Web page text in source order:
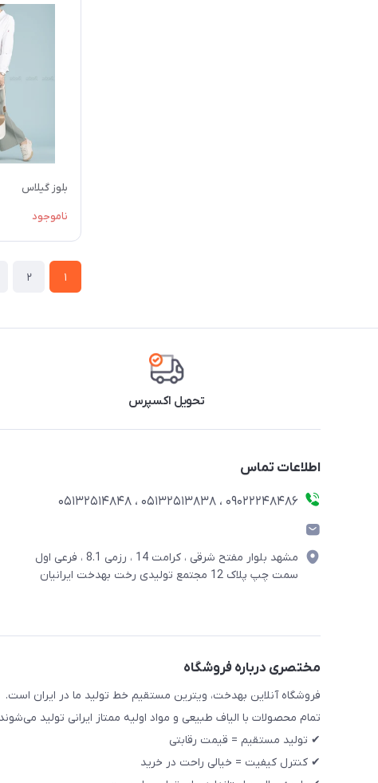
بلوز گیلاس
ناموجود
1
2
تحویل اکسپرس
اطلاعات تماس
09022248486 ، 05132513838 ، 05132514848
مشهد بلوار مفتح شرقی ، کرامت 14 ، رزمی 8.1 ، فرعی اول
سمت چپ پلاک 12 مجتمع تولیدی رخت بهدخت ایرانیان
مختصری درباره فروشگاه
فروشگاه آنلاین بهدخت، ویترین مستقیم خط تولید ما در ایران است.
تمام محصولات با الیاف طبیعی و مواد اولیه ممتاز ایرانی تولید
✔ تولید مستقیم = قیمت رقابتی
✔ کنترل کیفیت = خیالی راحت در خرید